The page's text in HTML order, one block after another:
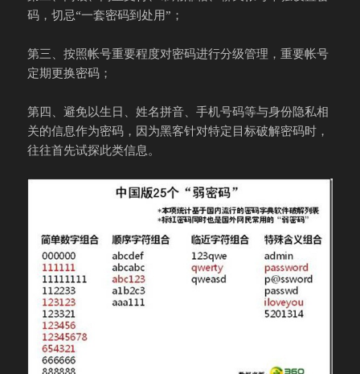
码，切忌“一套密码到处用”；
第三、按照帐号重要程度对密码进行分级管理，重要帐号
定期更换密码；
第四、避免以生日、姓名拼音、手机号码等与身份隐私相
关的信息作为密码，因为黑客针对特定目标破解密码时，
往往首先试探此类信息。